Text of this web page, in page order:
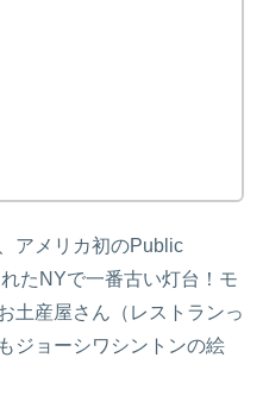
アメリカ初のPublic
たNYで一番古い灯台！モ
土産屋さん（レストランっ
ジョーシワシントンの絵